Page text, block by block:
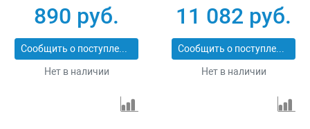
890 руб.
Сообщить о поступлении
Нет в наличии
11 082 руб.
Сообщить о поступлении
Нет в наличии